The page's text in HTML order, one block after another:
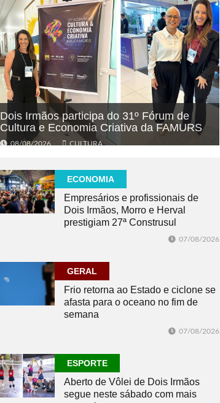
Dois Irmãos participa do 31º Fórum de
Cultura e Economia Criativa da FAMURS
08/08/2026 CULTURA
ECONOMIA
Empresários e profissionais de
Dois Irmãos, Morro e Herval
prestigiam 27ª Construsul
07/08/2026
GERAL
Frio retorna ao Estado e ciclone se
afasta para o oceano no fim de
semana
07/08/2026
ESPORTE
Aberto de Vôlei de Dois Irmãos
segue neste sábado com mais